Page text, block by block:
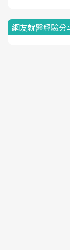
網友就醫經驗分